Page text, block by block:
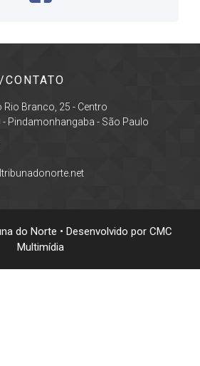
Branco, 25 - Centro
- Pindamonhangaba - São Paulo
do Norte • Desenvolvido por CMC
Multimídia